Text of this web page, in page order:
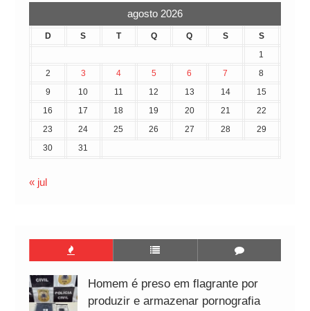
agosto 2026
D S T Q Q S
S
1
2
3 4 5 6 7
8
9
10 11 12 13 14
15
16
17 18 19 20 21
22
23
24 25 26 27 28
29
30
31
« jul
Homem é preso em flagrante por
produzir e armazenar pornografia